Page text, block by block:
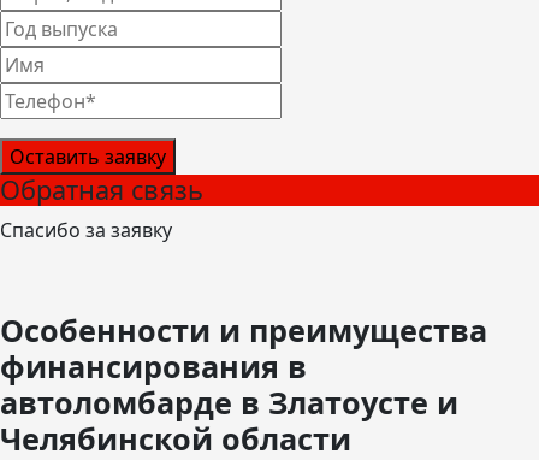
Оставить заявку
Обратная связь
Спасибо за заявку
Особенности и преимущества
финансирования в
автоломбарде в Златоусте и
Челябинской области